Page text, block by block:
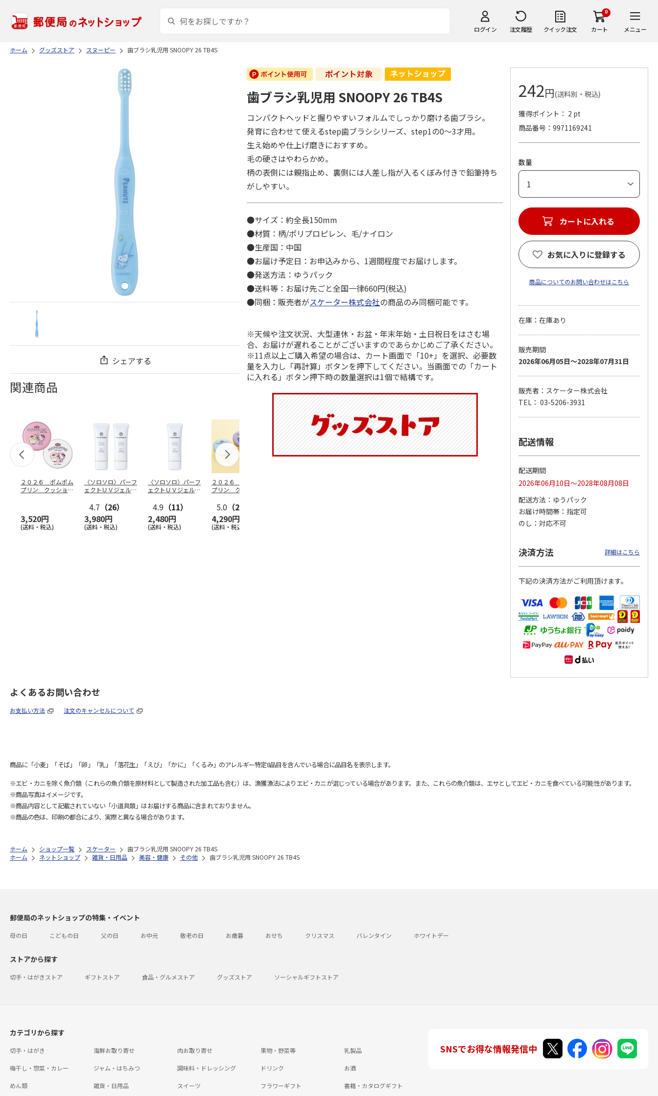
ログイン 注文履歴 クイック注文
0
カート メニュー
ホーム グッズストア スヌーピー 歯ブラシ乳児用 SNOOPY 26 TB4S
シェアする
関連商品
２０２６ ポムポム
プリン クッション
3,520円
(送料・税込)
〈ソロソロ〉パーフ
ェクトＵＶジェル
4.7 （26）
3,980円
(送料・税込)
〈ソロソロ〉パーフ
ェクトＵＶジェル
4.9 （11）
2,480円
(送料・税込)
２０２６ ポムポム
プリン クッション
個セ…
5.0 （2）
4,290円
(送料・税込)
〈ソロソロ〉パーフ
２本
4.8（12）
3,980円
(送料・税込)
〈ソロソロ〉アクア
歯ブラシ乳児用 SNOOPY 26 TB4S
コンパクトヘッドと握りやすいフォルムでしっかり磨ける歯ブラシ。
発育に合わせて使えるstep歯ブラシシリーズ、step1の0～3才用。
生え始めや仕上げ磨きにおすすめ。
毛の硬さはやわらかめ。
柄の表側には親指止め、裏側には人差し指が入るくぼみ付きで鉛筆持ち
がしやすい。
●サイズ：約全長150mm
●材質：柄/ポリプロピレン、毛/ナイロン
●生産国：中国
●お届け予定日：お申込みから、1週間程度でお届けします。
●発送方法：ゆうパック
●送料等：お届け先ごと全国一律660円(税込)
●同梱：販売者がスケーター株式会社の商品のみ同梱可能です。
※天候や注文状況、大型連休・お盆・年末年始・土日祝日をはさむ場
合、お届けが遅れることがございますのであらかじめご了承ください。
※11点以上ご購入希望の場合は、カート画面で「10+」を選択、必要数
量を入力し「再計算」ボタンを押下してください。当画面での「カート
に入れる」ボタン押下時の数量選択は1個で結構です。
242円(送料別・税込)
獲得ポイント： 2 pt
商品番号
9971169241
数量
カートに入れる
お気に入りに登録する
商品についてのお問い合わせはこちら
在庫：在庫あり
販売期間
2026年06月05日～2028年07月31日
販売者：スケーター株式会社
TEL： 03-5206-3931
配送情報
配送期間
2026年06月10日～2028年08月08日
配送方法
ゆうパック
お届け時間帯
指定可
のし
対応不可
決済方法 詳細はこちら
下記の決済方法がご利用頂けます。
よくあるお問い合わせ
お支払い方法 注文のキャンセルについて
商品に「小麦」「そば」「卵」「乳」「落花生」「えび」「かに」「くるみ」のアレルギー特定8品目を含んでいる場合に品目名を表示します。
※エビ・カニを除く魚介類（これらの魚介類を原材料として製造された加工品も含む）は、漁獲漁法によりエビ・カニが混じっている場合があります。また、これらの魚介類は、エサとしてエビ・カニを食べている可能性があります。
※商品写真はイメージです。
※商品内容として記載されていない「小道具類」はお届けする商品に含まれておりません。
※商品の色は、印刷の都合により、実際と異なる場合があります。
ホーム ショップ一覧 スケーター
歯ブラシ乳児用 SNOOPY 26 TB4S
ホーム
ネットショップ 雑貨・日用品 美容・健康 その他 歯ブラシ乳児用 SNOOPY 26 TB4S
郵便局のネットショップの特集・イベント
母の日 こどもの日 父の日 お中元 敬老の日 お歳暮 おせち クリスマス バレンタイン ホワイトデー
ストアから探す
切手・はがきストア ギフトストア 食品・グルメストア グッズストア ソーシャルギフトストア
カテゴリから探す
切手・はがき 海鮮お取り寄せ 肉お取り寄せ 果物・野菜等 乳製品
梅干し・惣菜・カレー ジャム・はちみつ 調味料・ドレッシング ドリンク お酒
めん類 雑貨・日用品 スイーツ フラワーギフト 書籍・カタログギフト
SNSでお得な情報発信中